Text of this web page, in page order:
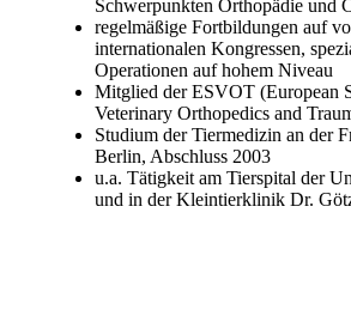
Schwerpunkten Orthopädie und
regelmäßige Fortbildungen auf
internationalen Kongressen,
Operationen auf hohem Niveau
Mitglied der ESVOT (European
Veterinary Orthopedics and
Studium der Tiermedizin an der
Berlin, Abschluss 2003
u.a. Tätigkeit am Tierspital der
und in der Kleintierklinik Dr.